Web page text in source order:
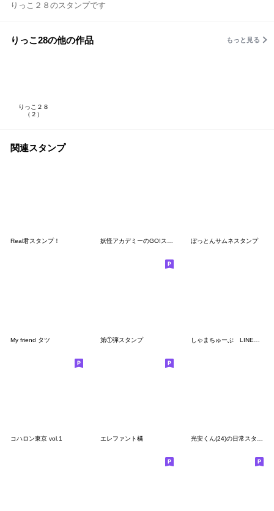
りっこ２８のスタンプです
りっこ28の他の作品 もっと見る
りっこ２８
（２）
関連スタンプ
Real君スタンプ！ 妖怪アカデミーのGO!スタンプ! ぼっとんサムネスタンプ
My friend タツ 第①弾スタンプ
コハロン東京 vol.1 エレファント橘